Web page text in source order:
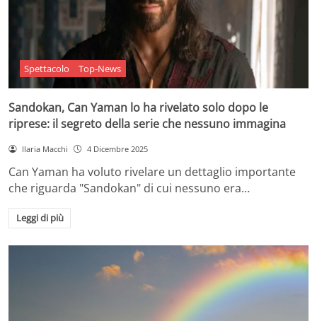
Spettacolo Top-News
Sandokan, Can Yaman lo ha rivelato solo dopo le
riprese: il segreto della serie che nessuno immagina
Ilaria Macchi 4 Dicembre 2025
Can Yaman ha voluto rivelare un dettaglio importante
che riguarda "Sandokan" di cui nessuno era…
Leggi di più